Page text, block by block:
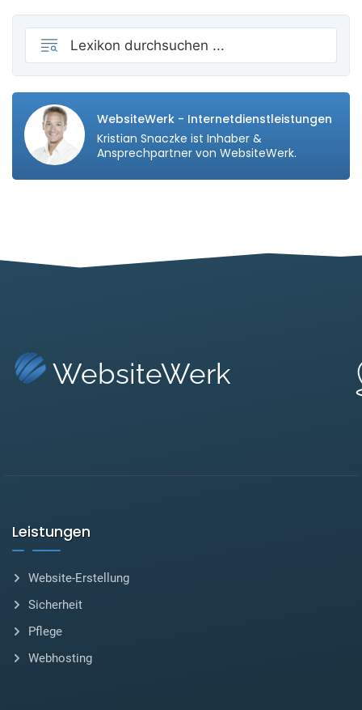
WebsiteWerk - Internetdienstleistungen
Kristian Snaczke ist Inhaber &
Ansprechpartner von WebsiteWerk.
WebsiteWerk
Leistungen
Website-Erstellung
Sicherheit
Pflege
Webhosting